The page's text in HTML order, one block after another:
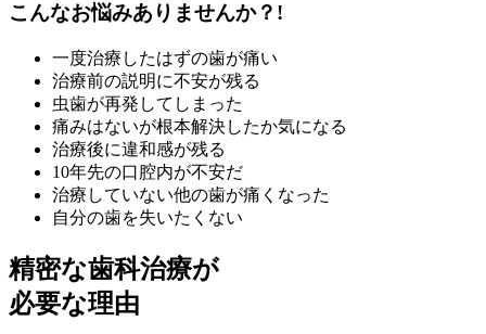
こんなお悩みありませんか？!
一度治療したはずの歯が痛い
治療前の説明に不安が残る
虫歯が再発してしまった
痛みはないが根本解決したか気になる
治療後に違和感が残る
10年先の口腔内が不安だ
治療していない他の歯が痛くなった
自分の歯を失いたくない
精密な歯科治療が
必要な理由